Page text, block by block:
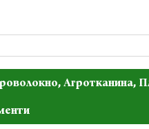
Агротканина,